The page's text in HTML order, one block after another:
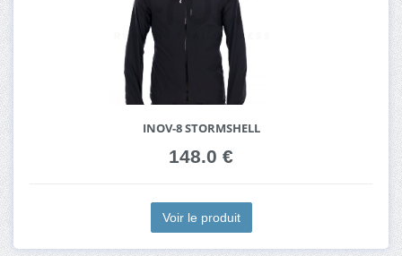
INOV-8 STORMSHELL
148.0 €
Voir le produit